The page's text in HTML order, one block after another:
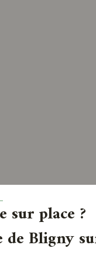
sur place ?
de Bligny